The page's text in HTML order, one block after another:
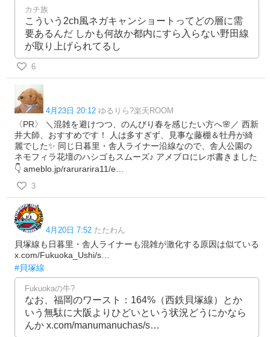
カチ族
こういう2ch風ネガキャンショートってどの層に需
要あるんだ しかも何故か都内にすら入らない野田線
が取り上げられてるし
6
4月23日 20:12 ゆるりら?楽天ROOM
〈PR〉 ＼混雑を避けつつ、のんびり春を感じたい方へ🌸／ 西新
井大師、おすすめです！ 人は多すぎず、見事な藤棚＆牡丹が綺
麗でした✨️ 同じ日暮里・舎人ライナー沿線なので、舎人公園の
ネモフィラ花壇のハシゴもスムーズ♪ アメブロにレポ書きました
👇 ameblo.jp/rarurarira11/e…
3
4月20日 7:52 たたわん
貝塚線も日暮里・舎人ライナーも混雑が激化する原因は似ている
x.com/Fukuoka_Ushi/s…
#貝塚線
Fukuokaの牛?
なお、福岡のワースト：164%（西鉄貝塚線）とか
いう無駄に大阪よりひどいという状況どうにかなら
んか x.com/manumanuchas/s…